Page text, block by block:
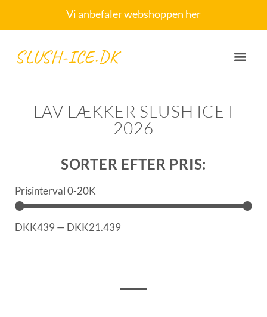
Vi anbefaler webshoppen her
SLUSH-ICE.DK
LAV LÆKKER SLUSH ICE I
2026
SORTER EFTER PRIS:
Prisinterval 0-20K
DKK439 — DKK21.439